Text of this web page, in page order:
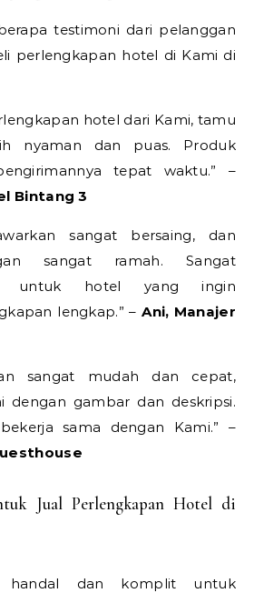
testimoni dari pelanggan
perlengkapan hotel di Kami di
hotel dari Kami, tamu
nyaman dan puas. Produk
tepat waktu.” –
Bintang 3
sangat bersaing, dan
sangat ramah. Sangat
untuk hotel yang ingin
lengkap.” –Ani, Manajer
sangat mudah dan cepat,
dengan gambar dan deskripsi.
sama dengan Kami.” –
Jual Perlengkapan Hotel di
handal dan komplit untuk